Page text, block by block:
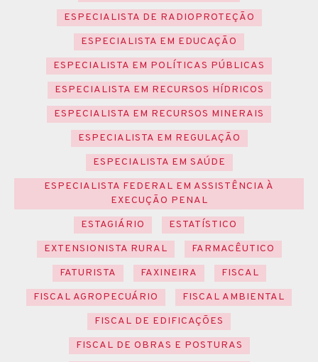
ESPECIALISTA DE RADIOPROTEÇÃO
ESPECIALISTA EM EDUCAÇÃO
ESPECIALISTA EM POLÍTICAS PÚBLICAS
ESPECIALISTA EM RECURSOS HÍDRICOS
ESPECIALISTA EM RECURSOS MINERAIS
ESPECIALISTA EM REGULAÇÃO
ESPECIALISTA EM SAÚDE
ESPECIALISTA FEDERAL EM ASSISTÊNCIA À
EXECUÇÃO PENAL
ESTAGIÁRIO
ESTATÍSTICO
EXTENSIONISTA RURAL
FARMACÊUTICO
FATURISTA
FAXINEIRA
FISCAL
FISCAL AGROPECUÁRIO
FISCAL AMBIENTAL
FISCAL DE EDIFICAÇÕES
FISCAL DE OBRAS E POSTURAS